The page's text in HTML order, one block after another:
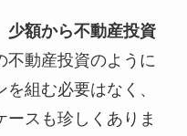
少額から不動産投資
不動産投資のように
組む必要はなく、
スも珍しくありま